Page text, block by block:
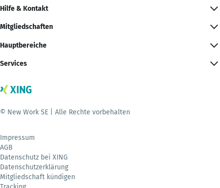
Hilfe & Kontakt
Mitgliedschaften
Hauptbereiche
Services
© New Work SE | Alle Rechte vorbehalten
Impressum
AGB
Datenschutz bei XING
Datenschutzerklärung
Mitgliedschaft kündigen